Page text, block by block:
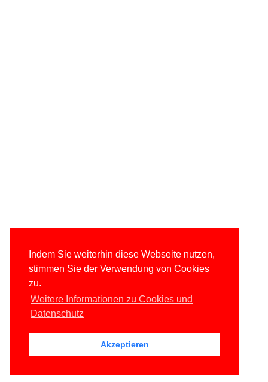
Indem Sie weiterhin diese Webseite nutzen,
stimmen Sie der Verwendung von Cookies
zu.
Weitere Informationen zu Cookies und
Datenschutz
Akzeptieren